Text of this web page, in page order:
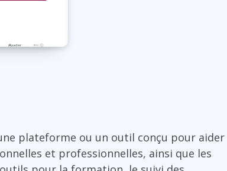
plateforme ou un outil conçu pour aider
et professionnelles, ainsi que les